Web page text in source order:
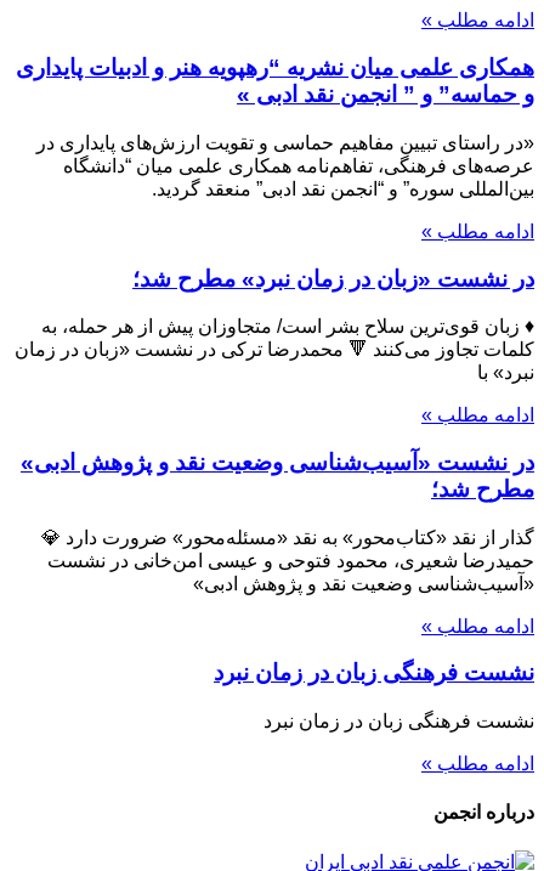
ادامه مطلب »
همکاری علمی میان نشریه “رهپویه هنر و ادبیات پایداری
و حماسه” و ” انجمن نقد ادبی »
«در راستای تبیین مفاهیم حماسی و تقویت ارزش‌های پایداری در
عرصه‌های فرهنگی، تفاهم‌نامه همکاری علمی میان “دانشگاه
بین‌المللی سوره” و “انجمن نقد ادبی” منعقد گردید.
ادامه مطلب »
در نشست «زبان در زمان نبرد» مطرح شد؛
♦️ زبان قوی‌ترین سلاح بشر است/ متجاوزان پیش از هر حمله، به
کلمات تجاوز می‌کنند 🔻 محمدرضا ترکی در نشست «زبان در زمان
نبرد» با
ادامه مطلب »
در نشست «آسیب‌شناسی وضعیت نقد و پژوهش ادبی»
مطرح شد؛
گذار از نقد «کتاب‌محور» به نقد «مسئله‌محور» ضرورت دارد 💎
حمیدرضا شعیری، محمود فتوحی و عیسی امن‌خانی در نشست
«آسیب‌شناسی وضعیت نقد و پژوهش ادبی»
ادامه مطلب »
نشست فرهنگی زبان در زمان نبرد
نشست فرهنگی زبان در زمان نبرد
ادامه مطلب »
درباره انجمن